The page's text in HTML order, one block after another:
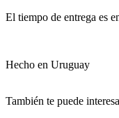
El tiempo de entrega es
Hecho en Uruguay
También te puede